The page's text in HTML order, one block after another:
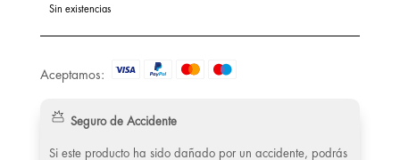
Sin existencias
Aceptamos:
Seguro de Accidente
Si este producto ha sido dañado por un accidente, podrás